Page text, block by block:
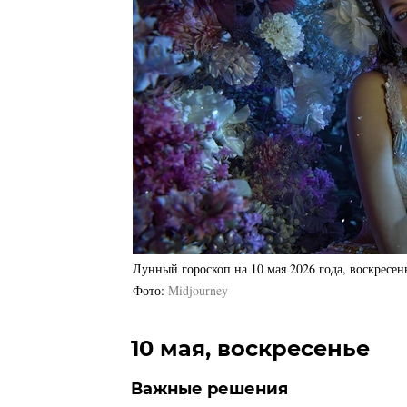
Лунный гороскоп на 10 мая 2026 года,
Фото Midjourney
10 мая, воскресенье
Важные решения